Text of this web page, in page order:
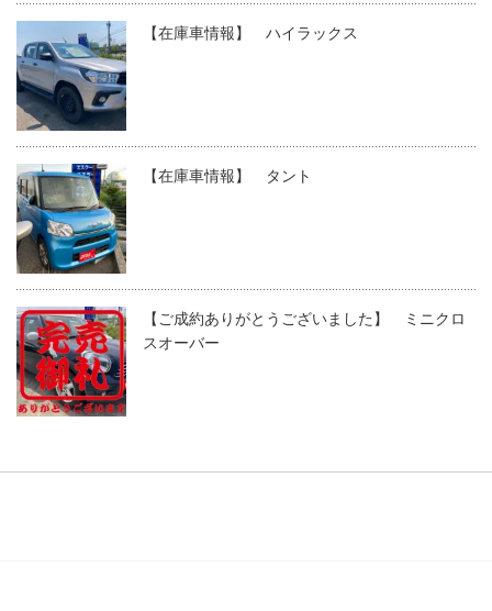
【在庫車情報】 ハイラックス
【在庫車情報】 タント
【ご成約ありがとうございました】 ミニクロ
スオーバー